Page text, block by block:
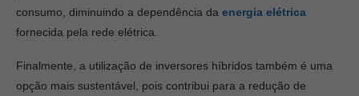
consumo, diminuindo a dependência da energia elétrica
fornecida pela rede elétrica.
Finalmente, a utilização de inversores híbridos também é uma
opção mais sustentável, pois contribui para a redução de